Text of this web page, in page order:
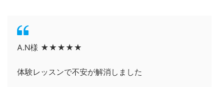
A.N様 ★★★★★
体験レッスンで不安が解消しました